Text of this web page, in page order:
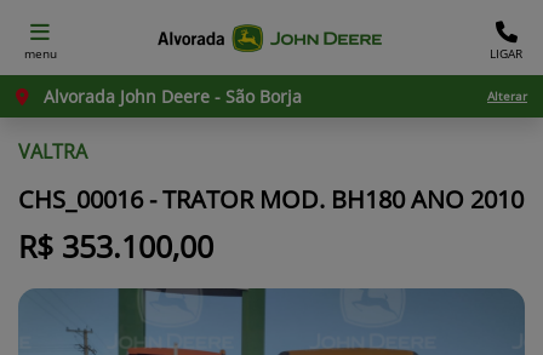
menu LIGAR
Alvorada John Deere - São Borja Alterar
VALTRA
CHS_00016 - TRATOR MOD. BH180 ANO 2010
R$ 353.100,00